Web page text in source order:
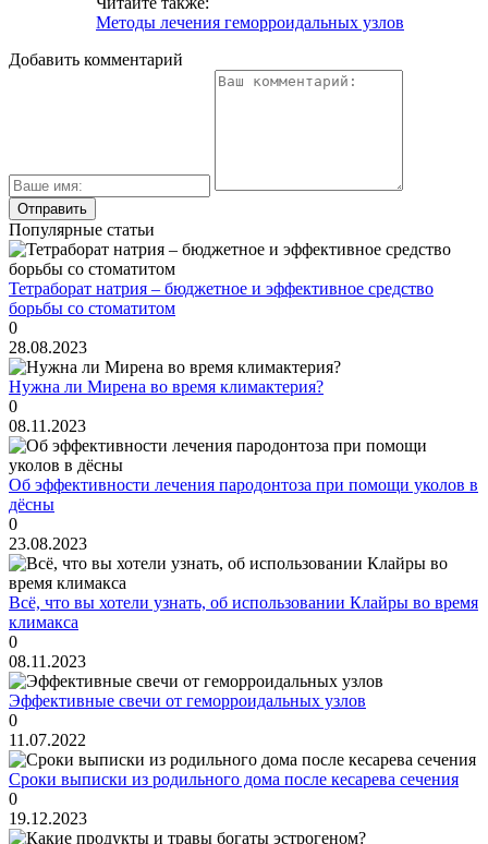
Методы лечения геморроидальных узлов
Добавить комментарий
Популярные статьи
Тетраборат натрия – бюджетное и эффективное средство
борьбы со стоматитом
0
28.08.2023
Нужна ли Мирена во время климактерия?
0
08.11.2023
Об эффективности лечения пародонтоза при помощи уколов в
дёсны
0
23.08.2023
Всё, что вы хотели узнать, об использовании Клайры во время
климакса
0
08.11.2023
Эффективные свечи от геморроидальных узлов
0
11.07.2022
Сроки выписки из родильного дома после кесарева сечения
0
19.12.2023